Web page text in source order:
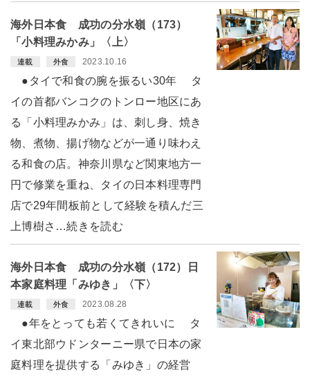
海外日本食 成功の分水嶺（173）
「小料理みかみ」〈上〉
連載 外食 2023.10.16
●タイで和食の腕を振るい30年 タ
イの首都バンコクのトンロー地区にあ
る「小料理みかみ」は、刺し身、焼き
物、煮物、揚げ物などが一通り味わえ
る和食の店。神奈川県など関東地方一
円で修業を重ね、タイの日本料理専門
店で29年間板前として経験を積んだ三
上博樹さ…続きを読む
海外日本食 成功の分水嶺（172）日
本家庭料理「みゆき」〈下〉
連載 外食 2023.08.28
●年をとっても若くてきれいに タ
イ東北部ウドンターニー県で日本の家
庭料理を提供する「みゆき」の経営